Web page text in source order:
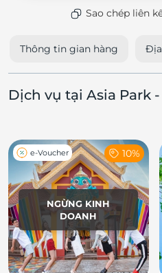
Sao chép liên
Thông tin gian hàng
Dịch vụ tại Asia Park
NGỪNG KINH
DOANH
e-Voucher 10%